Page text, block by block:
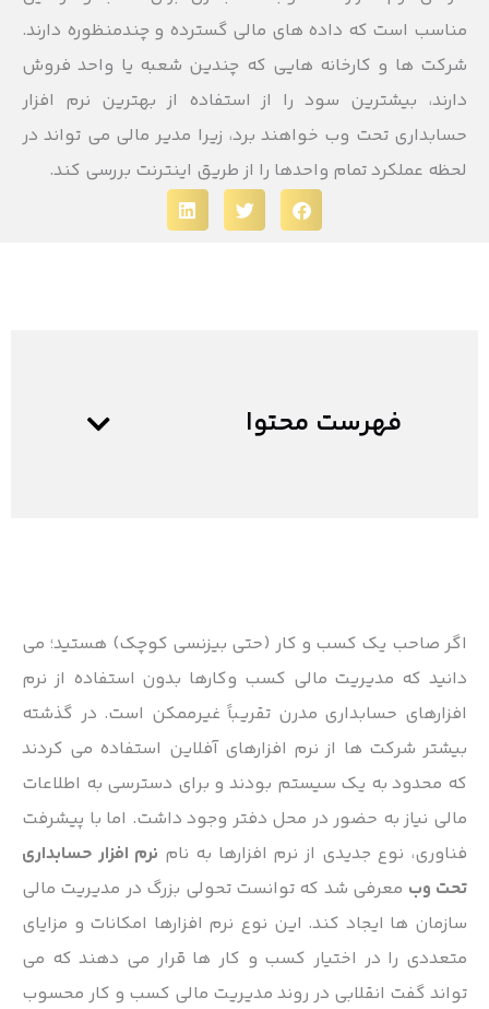
مناسب است که داده های مالی گسترده و چندمنظوره دارند.
شرکت ها و کارخانه هایی که چندین شعبه یا واحد فروش
دارند، بیشترین سود را از استفاده از بهترین نرم افزار
حسابداری تحت وب خواهند برد، زیرا مدیر مالی می تواند در
لحظه عملکرد تمام واحدها را از طریق اینترنت بررسی کند.
فهرست محتوا
اگر صاحب یک کسب و کار (حتی بیزنسی کوچک) هستید؛ می
دانید که مدیریت مالی کسب وکارها بدون استفاده از نرم
افزارهای حسابداری مدرن تقریباً غیرممکن است. در گذشته
بیشتر شرکت ها از نرم افزارهای آفلاین استفاده می کردند
که محدود به یک سیستم بودند و برای دسترسی به اطلاعات
مالی نیاز به حضور در محل دفتر وجود داشت. اما با پیشرفت
فناوری، نوع جدیدی از نرم افزارها به نامنرم افزار حسابداری
تحت وبمعرفی شد که توانست تحولی بزرگ در مدیریت مالی
سازمان ها ایجاد کند. این نوع نرم افزارها امکانات و مزایای
متعددی را در اختیار کسب و کار ها قرار می دهند که می
تواند گفت انقلابی در روند مدیریت مالی کسب و کار محسوب